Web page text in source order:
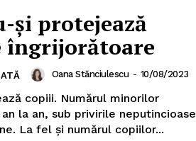
și protejează
îngrijorătoare
Oana Stănciulescu - 10/08/2023
copiii. Numărul minorilor
la an, sub privirile neputincioase
La fel și numărul copiilor...